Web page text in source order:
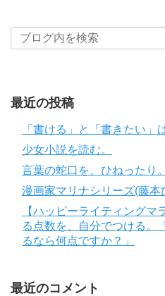
最近の投稿
「書ける」と「書きたい」
少女小説を読む。
言葉の蛇口を、ひねったり。
漫画家マリナシリーズ(藤本
【ハッピーライティング
る点数を、自分でつける。
るなら何点ですか？」
最近のコメント